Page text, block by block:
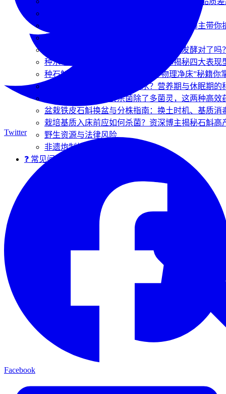
兜唇石斛在大棚里怎么种才能高产？资深博主带
大棚种石斛烂根长虫？你的基质选对、发酵对了吗
种水草石斛想拿高产？资深博主带你揭秘四大表现
种石斛不想用化学药剂？这几招“物理净床”秘籍你
兜唇石斛不同生长期怎么浇水？营养期与休眠期的
告别石斛烂根！基质杀菌除了多菌灵，这两种高效
盆栽铁皮石斛换盆与分株指南：换土时机、基质消
栽培基质入床前应如何杀菌？资深博主揭秘石斛高
野生资源与法律风险
非遗炮制技艺
❓ 常见问题
Twitter
Facebook